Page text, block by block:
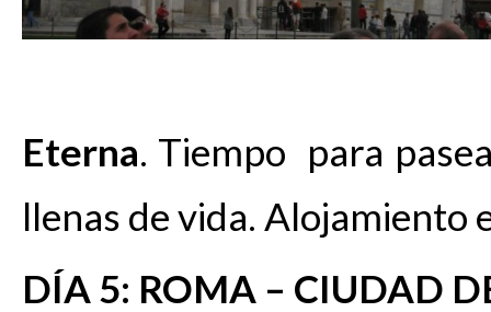
Eterna. Tiempo para
llenas de vida. Alojamiento
DÍA 5: ROMA – CIUDAD